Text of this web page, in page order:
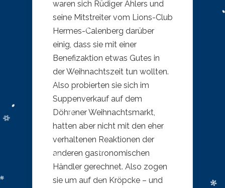
waren sich Rüdiger Ahlers und
seine Mitstreiter vom Lions-Club
Hermes-Calenberg darüber
einig, dass sie mit einer
Benefizaktion etwas Gutes in
der Weihnachtszeit tun wollten.
Also probierten sie sich im
Suppenverkauf auf dem
Döhrener Weihnachtsmarkt,
hatten aber nicht mit den eher
verhaltenen Reaktionen der
anderen gastronomischen
Händler gerechnet. Also zogen
sie um auf den Kröpcke – und